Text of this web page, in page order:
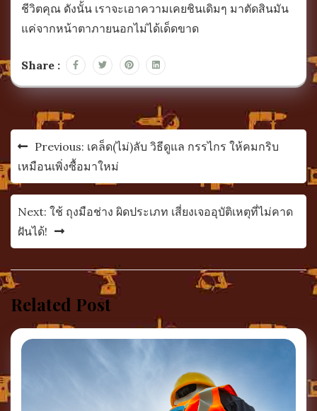
ชีวิตคุณ ดังนั้น เราจะเอาความเคยชินเดิมๆ มาตัดสินมัน
แค่จากหน้าตาภายนอกไม่ได้เด็ดขาด
Share :
แนะแนว
เรื่อง
Previous: เคล็ด(ไม่)ลับ วิธีดูแล กรรไกร ให้คมกริบ
เหมือนเพิ่งซื้อมาใหม่
Next: ใช้ ถุงมือช่าง ผิดประเภท เสี่ยงเจออุบัติเหตุที่ไม่คาด
ฝันได้!
Related Post